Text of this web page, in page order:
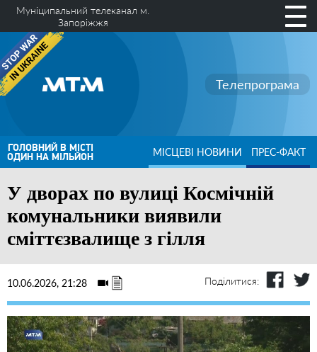
Муніципальний телеканал м.
Запоріжжя
Телепрограма
ГОЛОВНИЙ В МІСТІ
ОДИН НА МІЛЬЙОН МІСЦЕВІ НОВИНИ ПРЕС-ФАКТ
У дворах по вулиці Космічній
комунальники виявили
сміттєзвалище з гілля
10.06.2026, 21:28 Поділитися: